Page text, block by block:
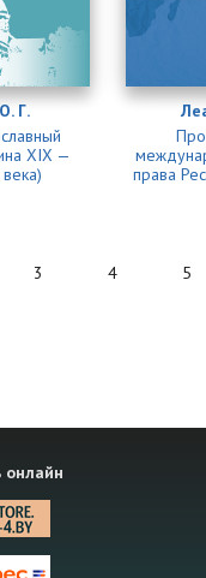
Г.
XIX —
права
3 4 5
онлайн